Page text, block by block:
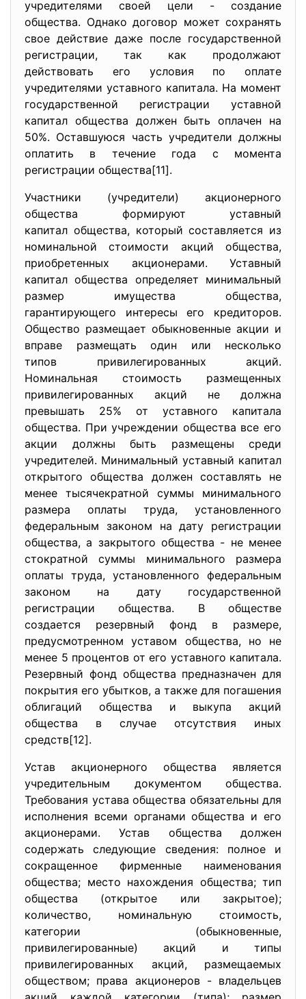
учредителями своей цели - создание
общества. Однако договор может сохранять
свое действие даже после государственной
регистрации, так как продолжают
действовать его условия по оплате
учредителями уставного капитала. На момент
государственной регистрации уставной
капитал общества должен быть оплачен на
50%. Оставшуюся часть учредители должны
оплатить в течение года с момента
регистрации общества[11].
Участники (учредители) акционерного
общества формируют уставный
капитал общества, который составляется из
номинальной стоимости акций общества,
приобретенных акционерами. Уставный
капитал общества определяет минимальный
размер имущества общества,
гарантирующего интересы его кредиторов.
Общество размещает обыкновенные акции и
вправе размещать один или несколько
типов привилегированных акций.
Номинальная стоимость размещенных
привилегированных акций не должна
превышать 25% от уставного капитала
общества. При учреждении общества все его
акции должны быть размещены среди
учредителей. Минимальный уставный капитал
открытого общества должен составлять не
менее тысячекратной суммы минимального
размера оплаты труда, установленного
федеральным законом на дату регистрации
общества, а закрытого общества - не менее
стократной суммы минимального размера
оплаты труда, установленного федеральным
законом на дату государственной
регистрации общества. В обществе
создается резервный фонд в размере,
предусмотренном уставом общества, но не
менее 5 процентов от его уставного капитала.
Резервный фонд общества предназначен для
покрытия его убытков, а также для погашения
облигаций общества и выкупа акций
общества в случае отсутствия иных
средств[12].
Устав акционерного общества является
учредительным документом общества.
Требования устава общества обязательны для
исполнения всеми органами общества и его
акционерами. Устав общества должен
содержать следующие сведения: полное и
сокращенное фирменные наименования
общества; место нахождения общества; тип
общества (открытое или закрытое);
количество, номинальную стоимость,
категории (обыкновенные,
привилегированные) акций и типы
привилегированных акций, размещаемых
обществом; права акционеров - владельцев